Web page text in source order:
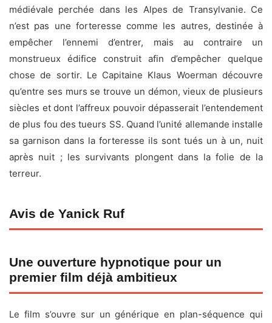
Prochnow ,Robert Prosky,Gabriel Byrne , Ian McKellen
William Morgan Sheppard,Royston Tickner,Michael
Carter,John Vine
Date de sortie :
16 décembre 1983
Durée :
Genre : Horreur, Fantastique
Pays :Royaume-Uni, États-Unis
médiévale perchée dans les Alpes de Transylvanie. Ce
n’est pas une forteresse comme les autres, destinée à
empêcher l’ennemi d’entrer, mais au contraire un
monstrueux édifice construit afin d’empêcher quelque
chose de sortir. Le Capitaine Klaus Woerman découvre
qu’entre ses murs se trouve un démon, vieux de plusieurs
siècles et dont l’affreux pouvoir dépasserait l’entendement
de plus fou des tueurs SS. Quand l’unité allemande installe
sa garnison dans la forteresse ils sont tués un à un, nuit
après nuit ; les survivants plongent dans la folie de la
terreur.
Avis de Yanick Ruf
Une ouverture hypnotique pour un
premier film déjà ambitieux
Le film s’ouvre sur un générique en plan-séquence qui